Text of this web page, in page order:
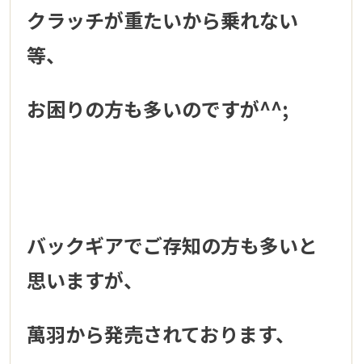
クラッチが重たいから乗れない
等、
お困りの方も多いのですが^^;
バックギアでご存知の方も多いと
思いますが、
萬羽から発売されております、